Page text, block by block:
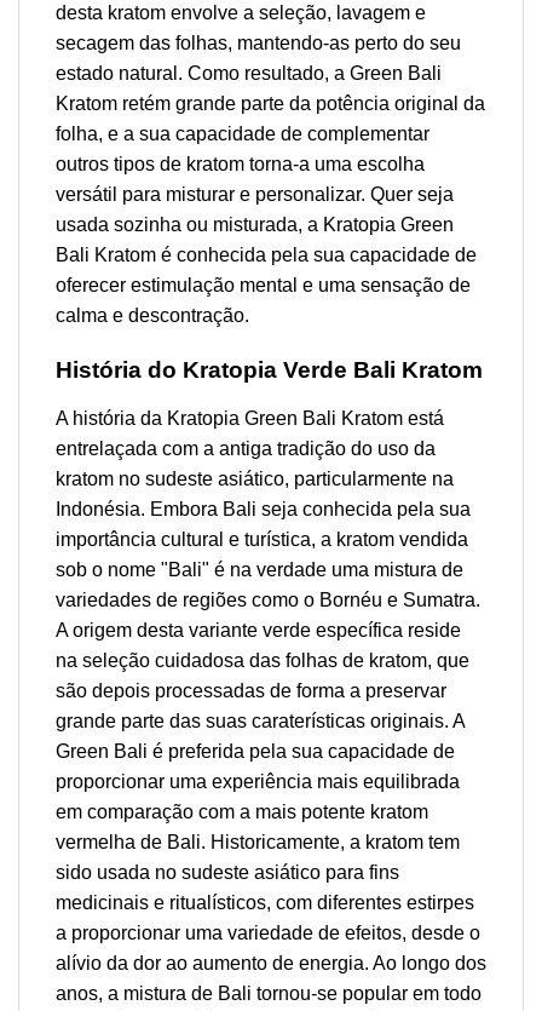
desta kratom envolve a seleção, lavagem e
secagem das folhas, mantendo-as perto do seu
estado natural. Como resultado, a Green Bali
Kratom retém grande parte da potência original da
folha, e a sua capacidade de complementar
outros tipos de kratom torna-a uma escolha
versátil para misturar e personalizar. Quer seja
usada sozinha ou misturada, a Kratopia Green
Bali Kratom é conhecida pela sua capacidade de
oferecer estimulação mental e uma sensação de
calma e descontração.
História do Kratopia Verde Bali Kratom
A história da Kratopia Green Bali Kratom está
entrelaçada com a antiga tradição do uso da
kratom no sudeste asiático, particularmente na
Indonésia. Embora Bali seja conhecida pela sua
importância cultural e turística, a kratom vendida
sob o nome "Bali" é na verdade uma mistura de
variedades de regiões como o Bornéu e Sumatra.
A origem desta variante verde específica reside
na seleção cuidadosa das folhas de kratom, que
são depois processadas de forma a preservar
grande parte das suas caraterísticas originais. A
Green Bali é preferida pela sua capacidade de
proporcionar uma experiência mais equilibrada
em comparação com a mais potente kratom
vermelha de Bali. Historicamente, a kratom tem
sido usada no sudeste asiático para fins
medicinais e ritualísticos, com diferentes estirpes
a proporcionar uma variedade de efeitos, desde o
alívio da dor ao aumento de energia. Ao longo dos
anos, a mistura de Bali tornou-se popular em todo